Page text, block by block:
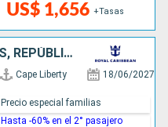
US$ 1,656 +Tasas
ESTADOS UNIDOS, BAHAMAS, REPÚBLICA DOMINICANA
Cape Liberty 18/06/2027
Precio especial familias
Hasta -60% en el 2° pasajero